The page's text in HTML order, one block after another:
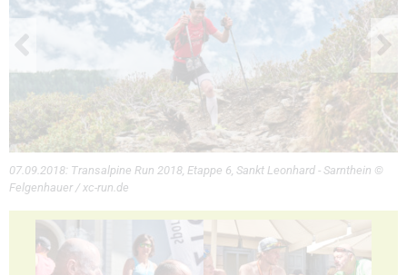
07.09.2018: Transalpine Run 2018, Etappe 6, Sankt Leonhard - Sarnthein ©
Felgenhauer / xc-run.de